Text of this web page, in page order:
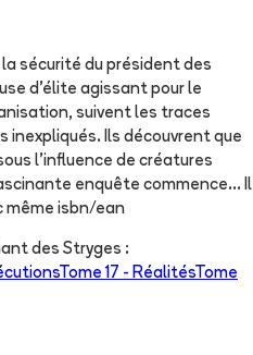
sécurité du président des
d'élite agissant pour le
suivent les traces
inexpliqués. Ils découvrent que
l'influence de créatures
enquête commence... Il
même isbn/ean
des Stryges :
Tome 17 - RéalitésTome